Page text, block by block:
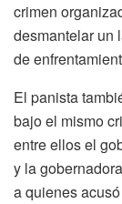
crimen
desmantelar un
de
El panista
bajo el mismo
entre ellos el
y la
a quienes